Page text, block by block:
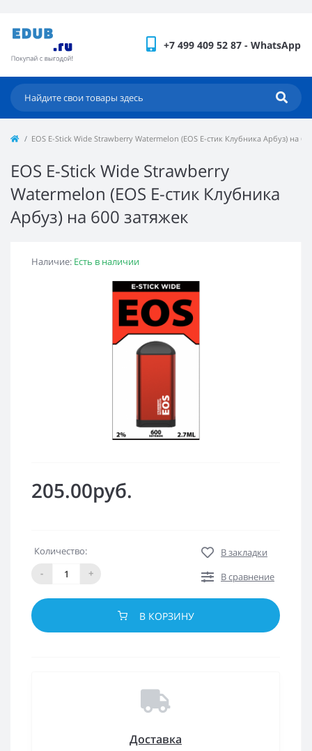
+7 499 409 52 87 - WhatsApp
EOS E-Stick Wide Strawberry Watermelon (EOS Е-стик Клубника Арбуз) на
EOS E-Stick Wide Strawberry
Watermelon (EOS Е-стик Клубника
Арбуз) на 600 затяжек
Наличие: Есть в наличии
205.00руб.
Количество:
-
+
В закладки
В сравнение
В КОРЗИНУ
Доставка